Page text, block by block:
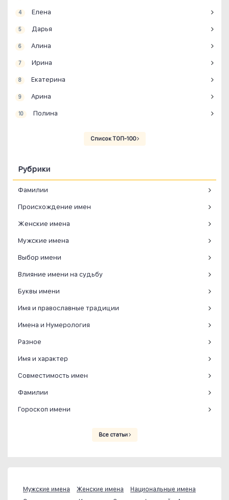
4 Елена
5 Дарья
6 Алина
7 Ирина
8 Екатерина
9 Арина
10 Полина
Список ТОП-100
Рубрики
Фамилии
Происхождение имен
Женские имена
Мужские имена
Выбор имени
Влияние имени на судьбу
Буквы имени
Имя и православные традиции
Имена и Нумерология
Разное
Имя и характер
Совместимость имен
Фамилии
Гороскоп имени
Все статьи
Мужские имена Женские имена
Национальные имена